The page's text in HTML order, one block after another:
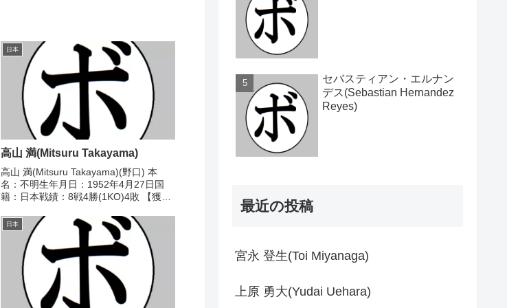
日本
高山 満(Mitsuru Takayama)
高山 満(Mitsuru Takayama)(野口) 本
名：不明生年月日：1952年4月27日国
籍：日本戦績：8戦4勝(1KO)4敗 【獲得
●4RKO 田口 幸夫(埼玉中
央)1975/01/20...
日本
セバスティアン・エルナン
デス(Sebastian Hernandez
Reyes)
最近の投稿
宮永 登生(Toi Miyanaga)
上原 勇大(Yudai Uehara)